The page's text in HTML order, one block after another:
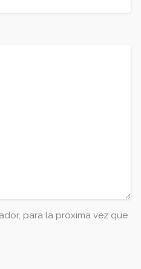
para la próxima vez que